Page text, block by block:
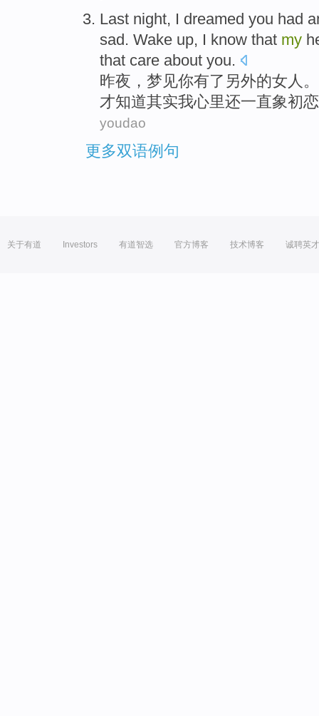
Last night, I dreamed you had
sad . Wake up, I know that my
that care about you.
昨夜 ， 梦见你有了 另外的女人 。
才知道其实我心里还一直象初恋
youdao
更多双语例句
关于有道 Investors 有道智选 官方博客 技术博客 诚聘英才